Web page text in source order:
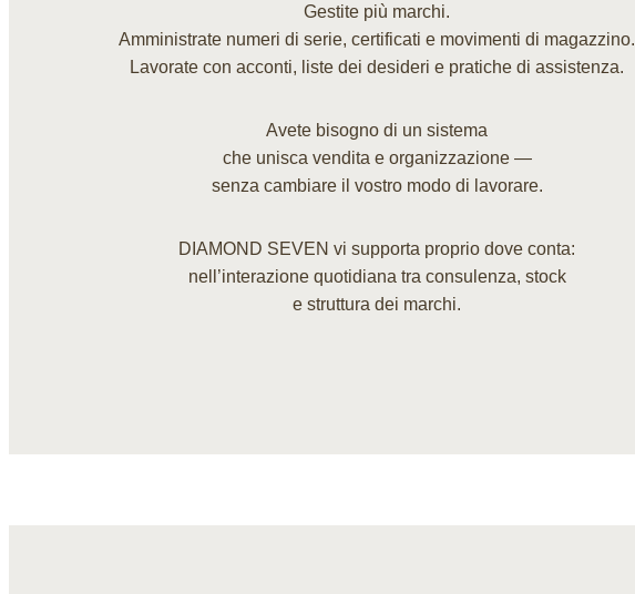
Gestite più marchi.
Amministrate numeri di serie, certificati e movimenti di magazzino.
Lavorate con acconti, liste dei desideri e pratiche di assistenza.
Avete bisogno di un sistema
che unisca vendita e organizzazione —
senza cambiare il vostro modo di lavorare.
DIAMOND SEVEN vi supporta proprio dove conta:
nell’interazione quotidiana tra consulenza, stock
e struttura dei marchi.